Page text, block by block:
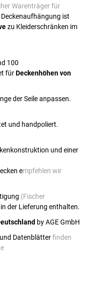
Warenträger für
ist
zu Kleiderschränken im
100
fürDeckenhöhen von
der Seile anpassen.
und handpoliert.
und einer
empfehlen wir
(Fischer
in der Lieferung enthalten.
by AGE GmbH
Datenblätterfinden